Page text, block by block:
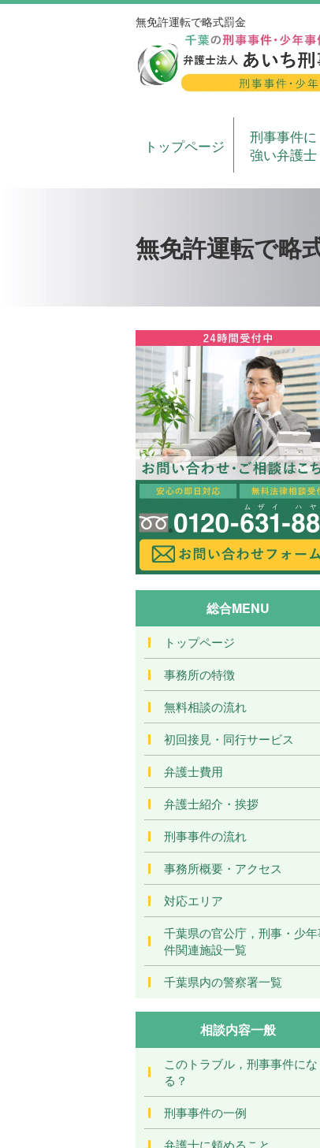
無免許運転で略式罰金
トップページ
刑事事件に
強い弁護士
無免許運転で略
総合MENU
トップページ
事務所の特徴
無料相談の流れ
初回接見・同行サービス
弁護士費用
弁護士紹介・挨拶
刑事事件の流れ
事務所概要・アクセス
対応エリア
千葉県の官公庁，刑事・少
件関連施設一覧
千葉県内の警察署一覧
相談内容一般
このトラブル，刑事事件にな
る？
刑事事件の一例
弁護士に頼めること